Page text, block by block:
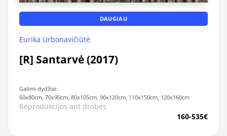
DAUGIAU
Eurika Urbonavičiūtė
[R] Santarvė (2017)
Galimi dydžiai:
60x80cm, 70x90cm, 80x105cm, 90x120cm, 110x150cm, 120x160cm
Reprodukcijos ant drobės
160-535€